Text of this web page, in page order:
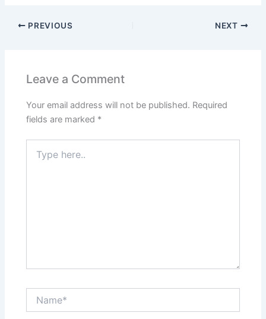
PREVIOUS NEXT
Leave a Comment
Your email address will not be published. Required
fields are marked *
here..